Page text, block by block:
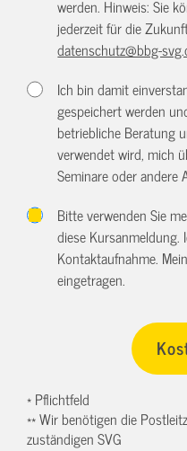
werden. Hinweis: Sie
jederzeit für die
datenschutz@bbg-
Ich bin damit
gespeichert werden
betriebliche Beratung
verwendet wird, mich
Seminare oder andere
Bitte verwenden Sie
diese
Kontaktaufnahme.
eingetragen.
* Pflichtfeld
** Wir benötigen die
zuständigen SVG